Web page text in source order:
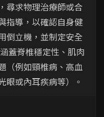
尋求物理治療師或合
指導，以確認自身健
倒立機，並制定安全
蓋脊椎穩定性、肌肉
（例如頸椎病、高血
眼或內耳疾病等）。